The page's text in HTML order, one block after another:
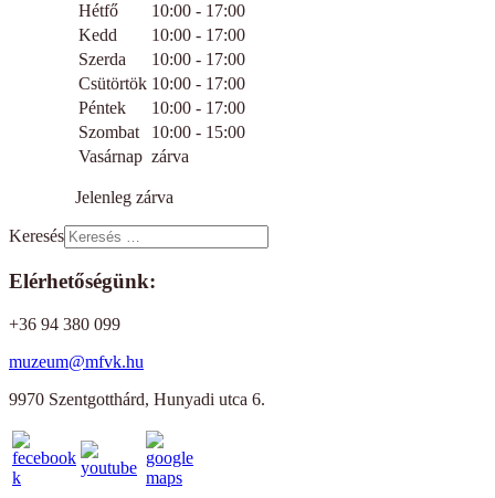
Hétfő
10:00 - 17:00
Kedd
10:00 - 17:00
Szerda
10:00 - 17:00
Csütörtök 10:00 - 17:00
Péntek
10:00 - 17:00
Szombat
10:00 - 15:00
Vasárnap zárva
Jelenleg zárva
Keresés
Elérhetőségünk:
+36 94 380 099
muzeum@mfvk.hu
9970 Szentgotthárd, Hunyadi utca 6.